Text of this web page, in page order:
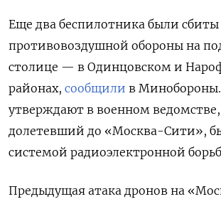
Еще два беспилотника были сбиты
противовоздушной обороны на
столице — в Одинцовском и
районах, сообщили в
утверждают в военном
долетевший до «Москва-Сити»,
системой радиоэлектронной
Предыдущая атака дронов на